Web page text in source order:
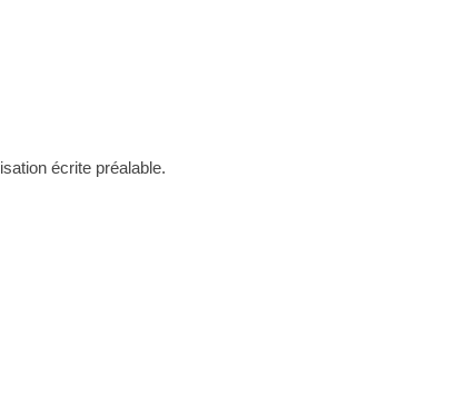
écrite préalable.